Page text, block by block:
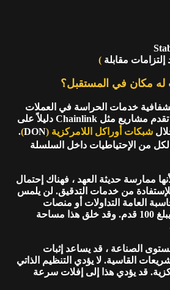
إلتزامات مقابلة )
له مكان في المستقبل؟
خدمات الحراسة في العملات
المشفرة. بينما نتحدث ، تقدم مشاريع مثل Chainlink دليلاً على
شبكات أوراكل اللامركزية (
DON
)
.
من الإحتياطيات داخل السلسلة
ممارسة حديثة العهد ، فهناك إحتمال
من خدمات التدقيق. لن يلمس
العامة التداولات أو منصات
الأصول الرقمية بقطب يبلغ 100 قدم. وقد خلق هذا مساحة
الصناعة ، قد يساعد إثبات
القاسية. لا يؤدي التنظيم الذاتي
قد يؤدي هذا إلى إفلات سرعة